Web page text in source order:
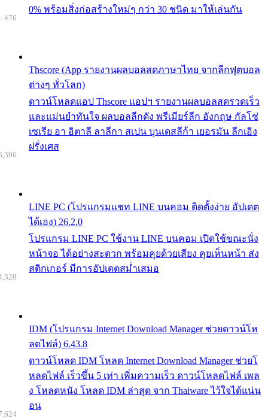
0% พร้อมสิ่งก่อสร้างใหม่ๆ กว่า 30 ชนิด มาให้เล่นกัน
Thscore (App รายงานผลบอลสดภาษาไทย จากลีกฟุตบอล
ต่างๆ ทั่วโลก)
ดาวน์โหลดแอป Thscore แอปฯ รายงานผลบอลสดรวดเร็ว
และแม่นยำทันใจ ผลบอลลีกดัง พรีเมียร์ลีก อังกฤษ กัลโช่
เซเรีย อา อิตาลี ลาลีกา สเปน บุนเดสลีก้า เยอรมัน ลีกเอิง
ฝรั่งเศส
476
LINE PC (โปรแกรมแชท LINE บนคอม ติดตั้งง่าย อัปเดต
ได้เอง) 26.2.0
โปรแกรม LINE PC ใช้งาน LINE บนคอม เปิดใช้ขณะนั่ง
หน้าจอ ได้อย่างสะดวก พร้อมคุยด้วยเสียง คุยเห็นหน้า ส่ง
สติกเกอร์ มีการอัปเดตสม่ำเสมอ
IDM (โปรแกรม Internet Download Manager ช่วยดาวน์โห
ลดไฟล์) 6.43.8
ดาวน์โหลด IDM โหลด Internet Download Manager ช่วยโ
หลดไฟล์ เร็วขึ้น 5 เท่า เพิ่มความเร็ว ดาวน์โหลดไฟล์ เพล
ง โหลดหนัง โหลด IDM ล่าสุด จาก Thaiware ไว้ใจได้แน่น
อน